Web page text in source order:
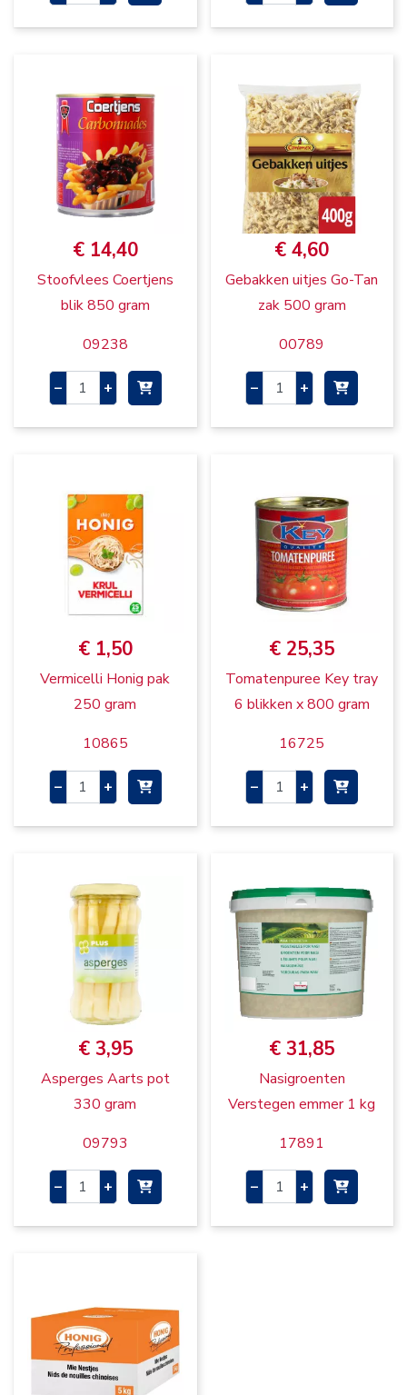
€ 14,40
Stoofvlees Coertjens
blik 850 gram
09238
– +
€ 4,60
Gebakken uitjes Go-Tan
zak 500 gram
00789
– +
€ 1,50
Vermicelli Honig pak
250 gram
10865
– +
€ 25,35
Tomatenpuree Key tray
6 blikken x 800 gram
16725
– +
€ 3,95
Asperges Aarts pot
330 gram
09793
– +
€ 31,85
Nasigroenten
Verstegen emmer 1 kg
17891
– +